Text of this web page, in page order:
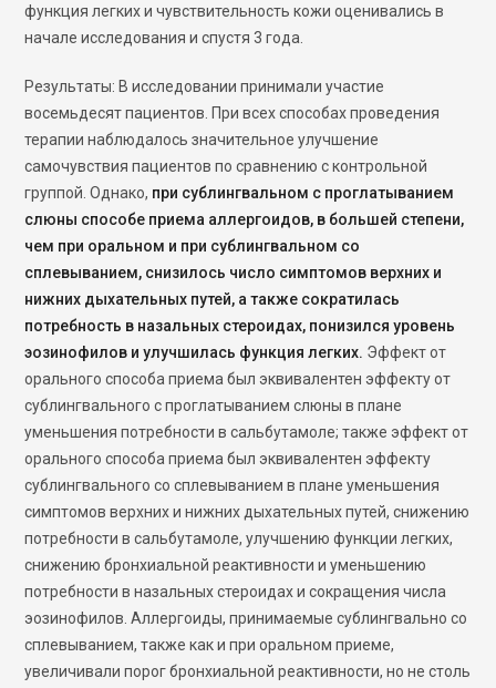
функция легких и чувствительность кожи оценивались в
начале исследования и спустя 3 года.
Результаты: В исследовании принимали участие
восемьдесят пациентов. При всех способах проведения
терапии наблюдалось значительное улучшение
самочувствия пациентов по сравнению с контрольной
группой. Однако, при сублингвальном с проглатыванием
слюны способе приема аллергоидов, в большей степени,
чем при оральном и при сублингвальном со
сплевыванием, снизилось число симптомов верхних и
нижних дыхательных путей, а также сократилась
потребность в назальных стероидах, понизился уровень
эозинофилов и улучшилась функция легких. Эффект от
орального способа приема был эквивалентен эффекту от
сублингвального с проглатыванием слюны в плане
уменьшения потребности в сальбутамоле; также эффект от
орального способа приема был эквивалентен эффекту
сублингвального со сплевыванием в плане уменьшения
симптомов верхних и нижних дыхательных путей, снижению
потребности в сальбутамоле, улучшению функции легких,
снижению бронхиальной реактивности и уменьшению
потребности в назальных стероидах и сокращения числа
эозинофилов. Аллергоиды, принимаемые сублингвально со
сплевыванием, также как и при оральном приеме,
увеличивали порог бронхиальной реактивности, но не столь